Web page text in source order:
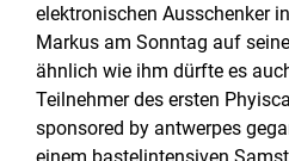
elektronischen Ausschenker
Markus am Sonntag auf
ähnlich wie ihm dürfte es
Teilnehmer des ersten
sponsored by antwerpes